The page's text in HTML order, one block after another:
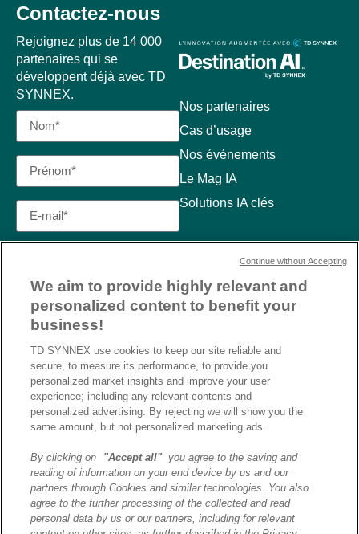
Nos partenaires
Cas d’usage
Nos événements
Le Mag IA
Solutions IA clés
Contactez-nous
Rejoignez plus de 14 000
partenaires qui se
développent déjà avec TD
SYNNEX.
J’ai lu et j’accepte la
politique de confidentialité et
les conditions d’utilisation
We aim to provide highly relevant and
personalized content to benefit your
business!
TD SYNNEX use cookies to keep our site reliable and
secure, to measure its performance, to provide you
personalized market insights and improve your user
experience; including any relevant contents and
personalized advertising. By rejecting we will show you the
same amount, but not personalized marketing ads.
By clicking on "Accept all"you agree to the saving and
reading of information on your end device by us and our
partners through Cookies and similar technologies. You also
agree to the further processing of the collected and read
personal data by us or our partners, including for relevant
Continue without Accepting